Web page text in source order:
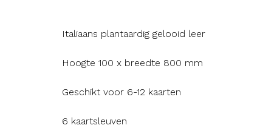
Italiaans plantaardig gelooid leer
Hoogte 100 x breedte 800 mm
Geschikt voor 6-12 kaarten
6 kaartsleuven